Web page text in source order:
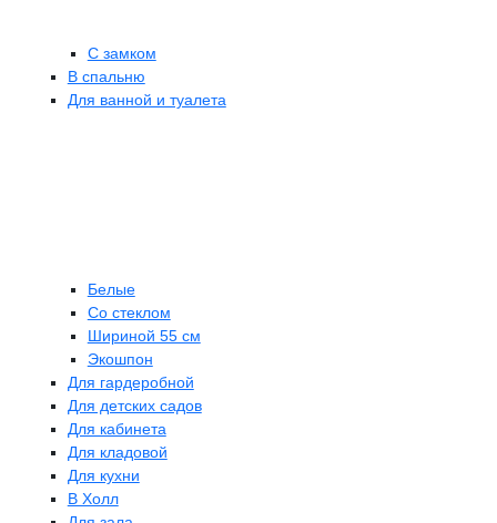
С замком
В спальню
Для ванной и туалета
Белые
Со стеклом
Шириной 55 см
Экошпон
Для гардеробной
Для детских садов
Для кабинета
Для кладовой
Для кухни
В Холл